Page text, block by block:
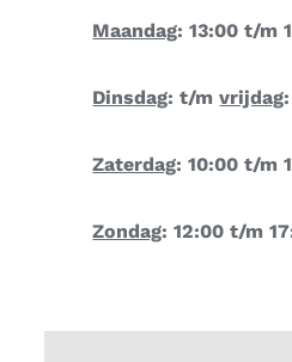
Maandag: 13:00 t/m
Dinsdag: t/mvrijdag
Zaterdag: 10:00 t/m
Zondag: 12:00 t/m